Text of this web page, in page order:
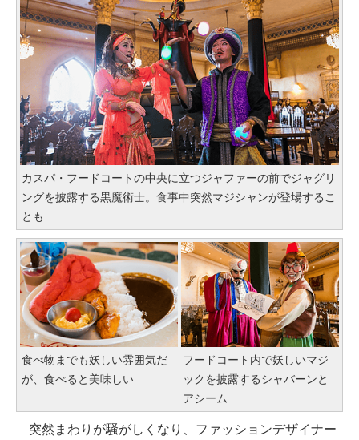
カスパ・フードコートの中央に立つジャファーの前でジャグリ
ングを披露する黒魔術士。食事中突然マジシャンが登場するこ
とも
食べ物までも妖しい雰囲気だ
が、食べると美味しい
フードコート内で妖しいマジ
ックを披露するシャバーンと
アシーム
突然まわりが騒がしくなり、ファッションデザイナー